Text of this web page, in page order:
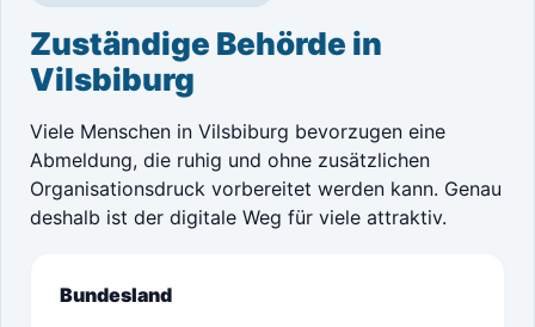
Zuständige Behörde in
Vilsbiburg
Viele Menschen in Vilsbiburg bevorzugen eine
Abmeldung, die ruhig und ohne zusätzlichen
Organisationsdruck vorbereitet werden kann. Genau
deshalb ist der digitale Weg für viele attraktiv.
Bundesland